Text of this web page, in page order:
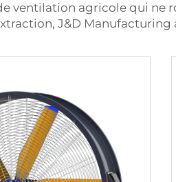
ventilation agricole qui ne
J&D Manufacturing